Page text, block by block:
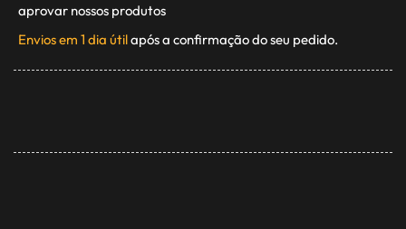
aprovar nossos produtos
Envios em 1 dia útilapós a confirmação do seu pedido.